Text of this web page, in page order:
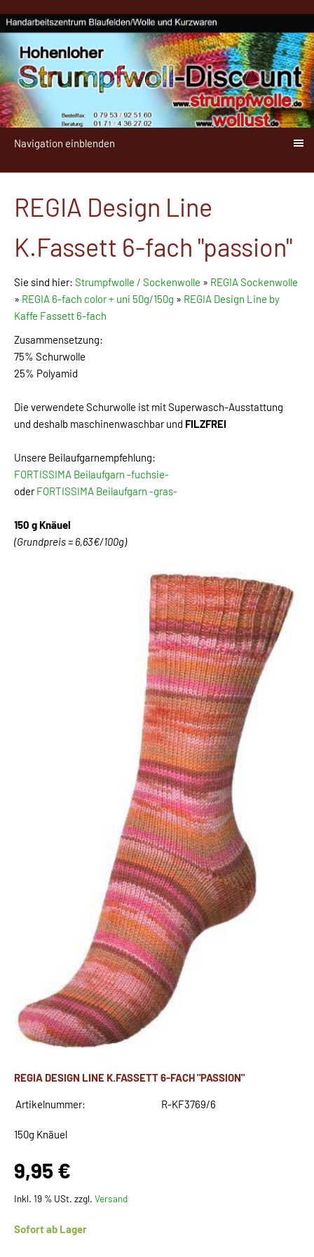
Navigation einblenden
REGIA Design Line
K.Fassett 6-fach "passion"
Sie sind hier: Strumpfwolle / Sockenwolle » REGIA Sockenwolle
» REGIA 6-fach color + uni 50g/150g » REGIA Design Line by
Kaffe Fassett 6-fach
Zusammensetzung:
75% Schurwolle
25% Polyamid
Die verwendete Schurwolle ist mit Superwasch-Ausstattung
und deshalb maschinenwaschbar und FILZFREI
Unsere Beilaufgarnempfehlung:
FORTISSIMA Beilaufgarn -fuchsie-
oderFORTISSIMA Beilaufgarn -gras-
150 g Knäuel
(Grundpreis = 6,63€/100g)
REGIA DESIGN LINE K.FASSETT 6-FACH "PASSION"
Artikelnummer: R-KF3769/6
150g Knäuel
9,95 €
Inkl. 19 % USt. zzgl. Versand
Sofort ab Lager